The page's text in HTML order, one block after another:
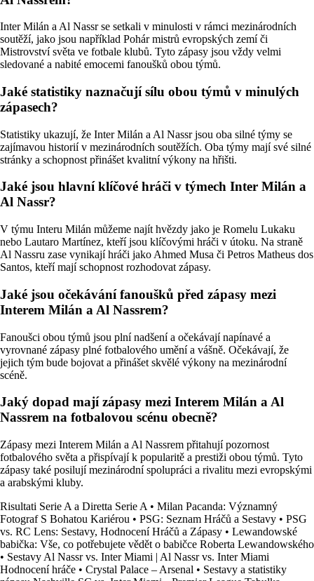
Inter Milán a Al Nassr se setkali v minulosti v rámci mezinárodních
soutěží, jako jsou například Pohár mistrů evropských zemí či
Mistrovství světa ve fotbale klubů. Tyto zápasy jsou vždy velmi
sledované a nabité emocemi fanoušků obou týmů.
Jaké statistiky naznačují sílu obou týmů v minulých
zápasech?
Statistiky ukazují, že Inter Milán a Al Nassr jsou oba silné týmy se
zajímavou historií v mezinárodních soutěžích. Oba týmy mají své silné
stránky a schopnost přinášet kvalitní výkony na hřišti.
Jaké jsou hlavní klíčové hráči v týmech Inter Milán a
Al Nassr?
V týmu Interu Milán můžeme najít hvězdy jako je Romelu Lukaku
nebo Lautaro Martínez, kteří jsou klíčovými hráči v útoku. Na straně
Al Nassru zase vynikají hráči jako Ahmed Musa či Petros Matheus dos
Santos, kteří mají schopnost rozhodovat zápasy.
Jaké jsou očekávání fanoušků před zápasy mezi
Interem Milán a Al Nassrem?
Fanoušci obou týmů jsou plní nadšení a očekávají napínavé a
vyrovnané zápasy plné fotbalového umění a vášně. Očekávají, že
jejich tým bude bojovat a přinášet skvělé výkony na mezinárodní
scéně.
Jaký dopad mají zápasy mezi Interem Milán a Al
Nassrem na fotbalovou scénu obecně?
Zápasy mezi Interem Milán a Al Nassrem přitahují pozornost
fotbalového světa a přispívají k popularitě a prestiži obou týmů. Tyto
zápasy také posilují mezinárodní spolupráci a rivalitu mezi evropskými
a arabskými kluby.
Risultati Serie A a Diretta Serie A • Milan Pacanda: Významný
Fotograf S Bohatou Kariérou • PSG: Seznam Hráčů a Sestavy • PSG
vs. RC Lens: Sestavy, Hodnocení Hráčů a Zápasy • Lewandowské
babička: Vše, co potřebujete vědět o babičce Roberta Lewandowského
• Sestavy Al Nassr vs. Inter Miami | Al Nassr vs. Inter Miami
Hodnocení hráče • Crystal Palace – Arsenal • Sestavy a statistiky